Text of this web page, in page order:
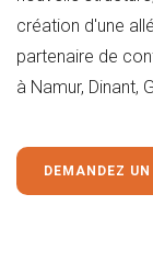
création d'une
partenaire de
à Namur, Dinant,
DEMANDEZ